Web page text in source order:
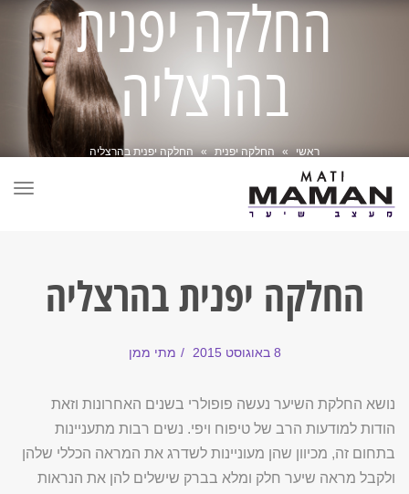
החלקה יפנית
בהרצליה
ראשי » החלקה יפנית » החלקה יפנית בהרצליה
החלקה יפנית בהרצליה
8 באוגוסט 2015 מתי ממן
נושא החלקת השיער נעשה פופולרי בשנים האחרונות וזאת
הודות למודעות הרב של טיפוח ויפי. נשים רבות מתעניינות
בתחום זה, מכיוון שהן מעוניינות לשדרג את המראה הכללי שלהן
ולקבל מראה שיער חלק ומלא בברק שישלים להן את הנראות